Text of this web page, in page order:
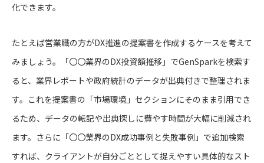
化できます。
たとえば営業職の方がDX推進の提案書を作成するケースを考えて
みましょう。「〇〇業界のDX投資額推移」でGenSparkを検索す
ると、業界レポートや政府統計のデータが出典付きで整理されま
す。これを提案書の「市場環境」セクションにそのまま引用でき
るため、データの転記や出典探しに費やす時間が大幅に削減され
ます。さらに「〇〇業界のDX成功事例と失敗事例」で追加検索
すれば、クライアントが自分ごととして捉えやすい具体的なスト